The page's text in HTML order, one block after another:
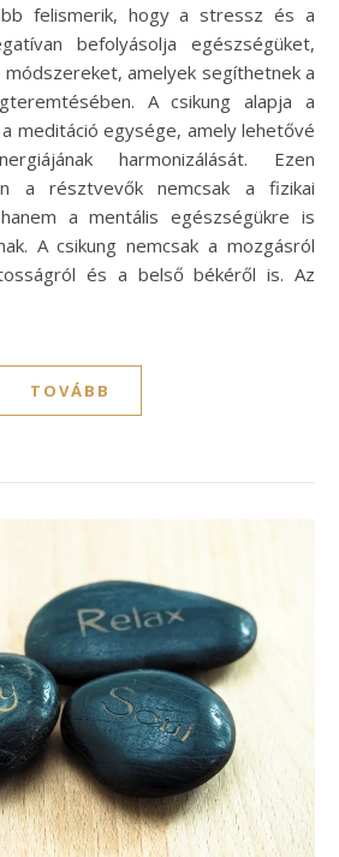
felismerik, hogy a stressz és a
befolyásolja egészségüket,
amelyek segíthetnek a
A csikung alapja a
meditáció egysége, amely lehetővé
harmonizálását. Ezen
a résztvevők nemcsak a fizikai
a mentális egészségükre is
A csikung nemcsak a mozgásról
és a belső békéről is. Az
TOVÁBB